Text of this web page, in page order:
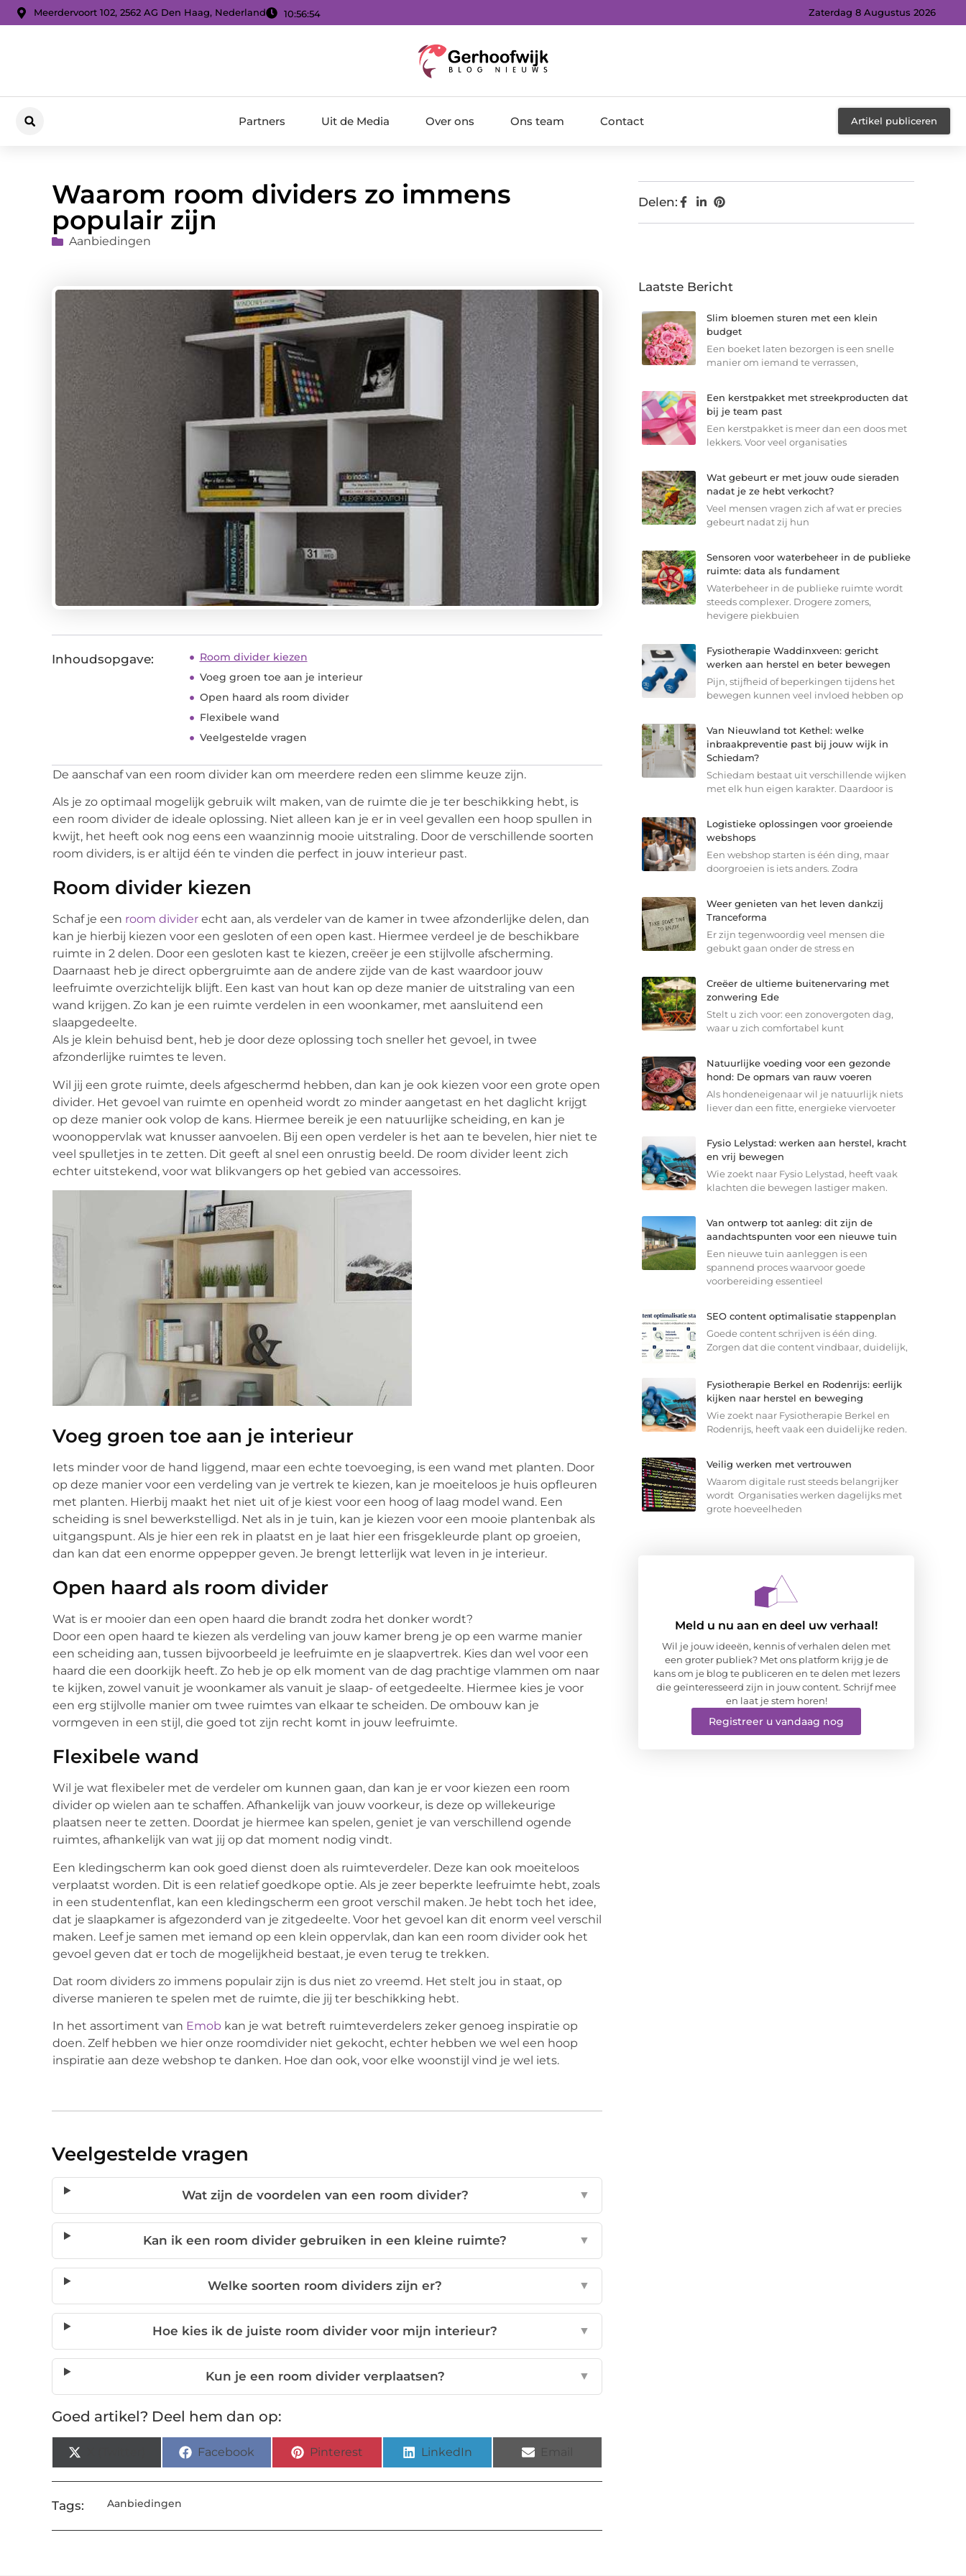
Meerdervoort 102, 2562 AG Den Haag, Nederland 10:56:55 Zaterdag 8 Augustus 2026
Partners Uit de Media Over ons Ons team Contact Artikel publiceren
Waarom room dividers zo immens
populair zijn
Aanbiedingen
Inhoudsopgave:
Room divider kiezen
Voeg groen toe aan je interieur
Open haard als room divider
Flexibele wand
Veelgestelde vragen
De aanschaf van een room divider kan om meerdere reden een slimme keuze zijn.
Als je zo optimaal mogelijk gebruik wilt maken, van de ruimte die je ter beschikking hebt, is
een room divider de ideale oplossing. Niet alleen kan je er in veel gevallen een hoop spullen in
kwijt, het heeft ook nog eens een waanzinnig mooie uitstraling. Door de verschillende soorten
room dividers, is er altijd één te vinden die perfect in jouw interieur past.
Room divider kiezen
Schaf je een room divider echt aan, als verdeler van de kamer in twee afzonderlijke delen, dan
kan je hierbij kiezen voor een gesloten of een open kast. Hiermee verdeel je de beschikbare
ruimte in 2 delen. Door een gesloten kast te kiezen, creëer je een stijlvolle afscherming.
Daarnaast heb je direct opbergruimte aan de andere zijde van de kast waardoor jouw
leefruimte overzichtelijk blijft. Een kast van hout kan op deze manier de uitstraling van een
wand krijgen. Zo kan je een ruimte verdelen in een woonkamer, met aansluitend een
slaapgedeelte.
Als je klein behuisd bent, heb je door deze oplossing toch sneller het gevoel, in twee
afzonderlijke ruimtes te leven.
Wil jij een grote ruimte, deels afgeschermd hebben, dan kan je ook kiezen voor een grote open
divider. Het gevoel van ruimte en openheid wordt zo minder aangetast en het daglicht krijgt
op deze manier ook volop de kans. Hiermee bereik je een natuurlijke scheiding, en kan je
woonoppervlak wat knusser aanvoelen. Bij een open verdeler is het aan te bevelen, hier niet te
veel spulletjes in te zetten. Dit geeft al snel een onrustig beeld. De room divider leent zich
echter uitstekend, voor wat blikvangers op het gebied van accessoires.
Voeg groen toe aan je interieur
Iets minder voor de hand liggend, maar een echte toevoeging, is een wand met planten. Door
op deze manier voor een verdeling van je vertrek te kiezen, kan je moeiteloos je huis opfleuren
met planten. Hierbij maakt het niet uit of je kiest voor een hoog of laag model wand. Een
scheiding is snel bewerkstelligd. Net als in je tuin, kan je kiezen voor een mooie plantenbak als
uitgangspunt. Als je hier een rek in plaatst en je laat hier een frisgekleurde plant op groeien,
dan kan dat een enorme oppepper geven. Je brengt letterlijk wat leven in je interieur.
Open haard als room divider
Wat is er mooier dan een open haard die brandt zodra het donker wordt?
Door een open haard te kiezen als verdeling van jouw kamer breng je op een warme manier
een scheiding aan, tussen bijvoorbeeld je leefruimte en je slaapvertrek. Kies dan wel voor een
haard die een doorkijk heeft. Zo heb je op elk moment van de dag prachtige vlammen om naar
te kijken, zowel vanuit je woonkamer als vanuit je slaap- of eetgedeelte. Hiermee kies je voor
een erg stijlvolle manier om twee ruimtes van elkaar te scheiden. De ombouw kan je
vormgeven in een stijl, die goed tot zijn recht komt in jouw leefruimte.
Flexibele wand
Wil je wat flexibeler met de verdeler om kunnen gaan, dan kan je er voor kiezen een room
divider op wielen aan te schaffen. Afhankelijk van jouw voorkeur, is deze op willekeurige
plaatsen neer te zetten. Doordat je hiermee kan spelen, geniet je van verschillend ogende
ruimtes, afhankelijk van wat jij op dat moment nodig vindt.
Een kledingscherm kan ook goed dienst doen als ruimteverdeler. Deze kan ook moeiteloos
verplaatst worden. Dit is een relatief goedkope optie. Als je zeer beperkte leefruimte hebt, zoals
in een studentenflat, kan een kledingscherm een groot verschil maken. Je hebt toch het idee,
dat je slaapkamer is afgezonderd van je zitgedeelte. Voor het gevoel kan dit enorm veel verschil
maken. Leef je samen met iemand op een klein oppervlak, dan kan een room divider ook het
gevoel geven dat er toch de mogelijkheid bestaat, je even terug te trekken.
Dat room dividers zo immens populair zijn is dus niet zo vreemd. Het stelt jou in staat, op
diverse manieren te spelen met de ruimte, die jij ter beschikking hebt.
In het assortiment van Emob kan je wat betreft ruimteverdelers zeker genoeg inspiratie op
doen. Zelf hebben we hier onze roomdivider niet gekocht, echter hebben we wel een hoop
inspiratie aan deze webshop te danken. Hoe dan ook, voor elke woonstijl vind je wel iets.
Veelgestelde vragen
Wat zijn de voordelen van een room divider? ▼
Kan ik een room divider gebruiken in een kleine ruimte? ▼
Welke soorten room dividers zijn er? ▼
Hoe kies ik de juiste room divider voor mijn interieur? ▼
Kun je een room divider verplaatsen? ▼
Goed artikel? Deel hem dan op:
Facebook Pinterest LinkedIn
Tags: Aanbiedingen
Delen:
Laatste Bericht
Slim bloemen sturen met een klein
budget
Een boeket laten bezorgen is een snelle
manier om iemand te verrassen,
Een kerstpakket met streekproducten dat
bij je team past
Een kerstpakket is meer dan een doos met
lekkers. Voor veel organisaties
Wat gebeurt er met jouw oude sieraden
nadat je ze hebt verkocht?
Veel mensen vragen zich af wat er precies
gebeurt nadat zij hun
Sensoren voor waterbeheer in de publieke
ruimte: data als fundament
Waterbeheer in de publieke ruimte wordt
steeds complexer. Drogere zomers,
hevigere piekbuien
Fysiotherapie Waddinxveen: gericht
werken aan herstel en beter bewegen
Pijn, stijfheid of beperkingen tijdens het
bewegen kunnen veel invloed hebben op
Van Nieuwland tot Kethel: welke
inbraakpreventie past bij jouw wijk in
Schiedam?
Schiedam bestaat uit verschillende wijken
met elk hun eigen karakter. Daardoor is
Logistieke oplossingen voor groeiende
webshops
Een webshop starten is één ding, maar
doorgroeien is iets anders. Zodra
Weer genieten van het leven dankzij
Tranceforma
Er zijn tegenwoordig veel mensen die
gebukt gaan onder de stress en
Creëer de ultieme buitenervaring met
zonwering Ede
Stelt u zich voor: een zonovergoten dag,
waar u zich comfortabel kunt
Natuurlijke voeding voor een gezonde
hond: De opmars van rauw voeren
Als hondeneigenaar wil je natuurlijk niets
liever dan een fitte, energieke viervoeter
Fysio Lelystad: werken aan herstel, kracht
en vrij bewegen
Wie zoekt naar Fysio Lelystad, heeft vaak
klachten die bewegen lastiger maken.
Van ontwerp tot aanleg: dit zijn de
aandachtspunten voor een nieuwe tuin
Een nieuwe tuin aanleggen is een
spannend proces waarvoor goede
voorbereiding essentieel
SEO content optimalisatie stappenplan
Goede content schrijven is één ding.
Zorgen dat die content vindbaar, duidelijk,
Fysiotherapie Berkel en Rodenrijs: eerlijk
kijken naar herstel en beweging
Wie zoekt naar Fysiotherapie Berkel en
Rodenrijs, heeft vaak een duidelijke reden.
Veilig werken met vertrouwen
Waarom digitale rust steeds belangrijker
wordt Organisaties werken dagelijks met
grote hoeveelheden
Meld u nu aan en deel uw verhaal!
Wil je jouw ideeën, kennis of verhalen delen met
een groter publiek? Met ons platform krijg je de
kans om je blog te publiceren en te delen met lezers
die geïnteresseerd zijn in jouw content. Schrijf mee
en laat je stem horen!
Registreer u vandaag nog